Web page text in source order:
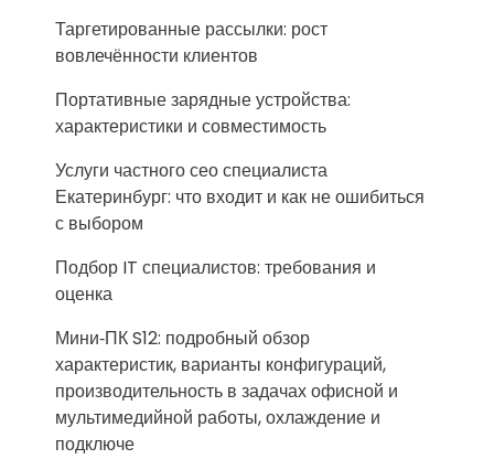
Таргетированные рассылки: рост
вовлечённости клиентов
Портативные зарядные устройства:
характеристики и совместимость
Услуги частного сео специалиста
Екатеринбург: что входит и как не ошибиться
с выбором
Подбор IT специалистов: требования и
оценка
Мини‑ПК S12: подробный обзор
характеристик, варианты конфигураций,
производительность в задачах офисной и
мультимедийной работы, охлаждение и
подключе